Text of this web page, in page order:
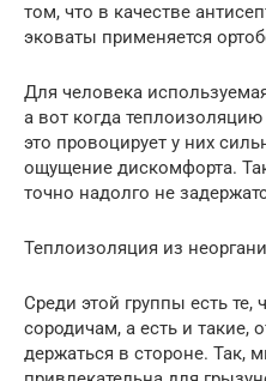
том, что в качестве
эковаты применяется
Для человека
а вот когда
это провоцирует у них
ощущение дискомфорта.
точно надолго не
Теплоизоляция из
Среди этой группы есть
сородичам, а есть и такие,
держаться в стороне. Так,